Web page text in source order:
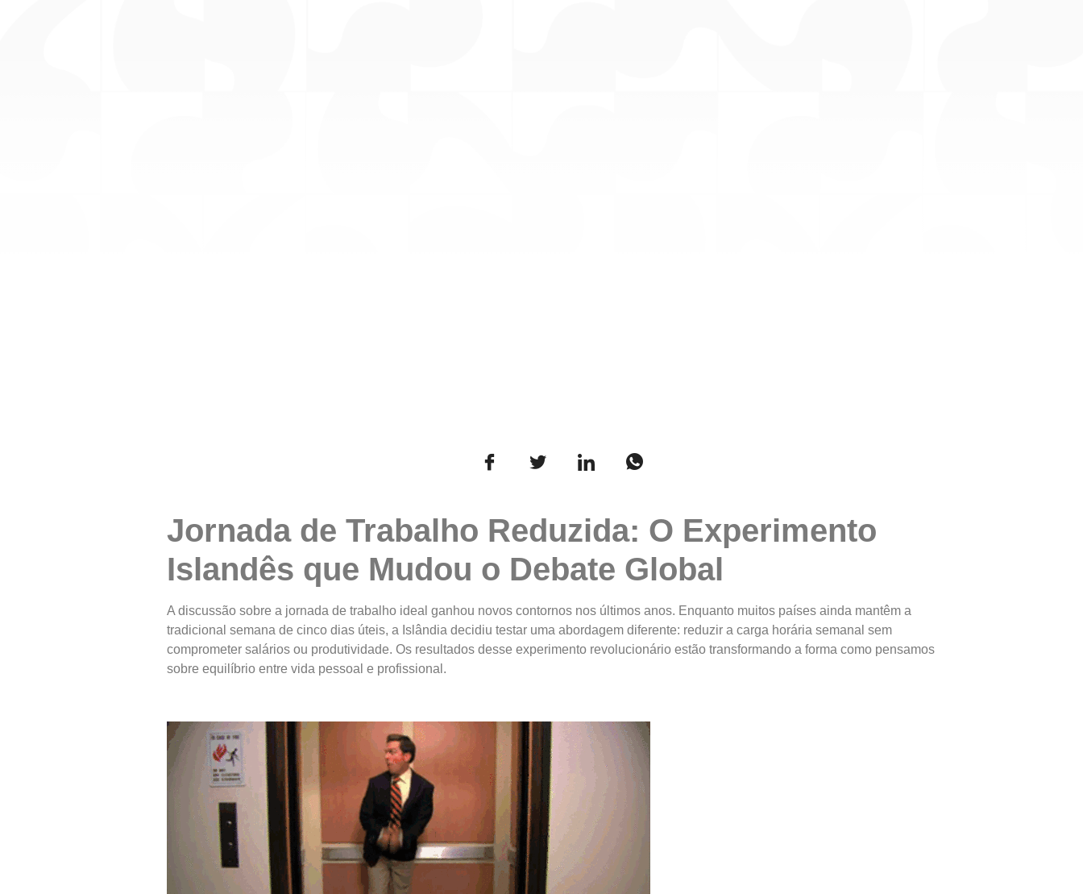
Jornada de Trabalho Reduzida: O Experimento
Islandês que Mudou o Debate Global
A discussão sobre a jornada de trabalho ideal ganhou novos contornos nos últimos anos. Enquanto muitos países ainda mantêm a
tradicional semana de cinco dias úteis, a Islândia decidiu testar uma abordagem diferente: reduzir a carga horária semanal sem
comprometer salários ou produtividade. Os resultados desse experimento revolucionário estão transformando a forma como pensamos
sobre equilíbrio entre vida pessoal e profissional.